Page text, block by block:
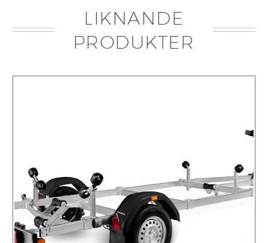
LIKNANDE
PRODUKTER